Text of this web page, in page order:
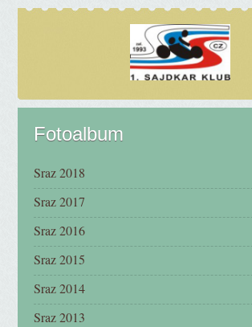
Fotoalbum
Sraz 2018
Sraz 2017
Sraz 2016
Sraz 2015
Sraz 2014
Sraz 2013